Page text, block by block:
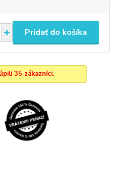
Pridať do košíka
35 zákazníci.